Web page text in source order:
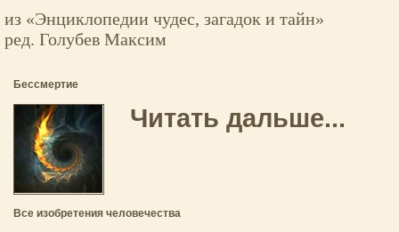
из «Энциклопедии чудес, загадок и тайн»
ред. Голубев Максим
Бессмертие
Читать дальше...
Все изобретения человечества